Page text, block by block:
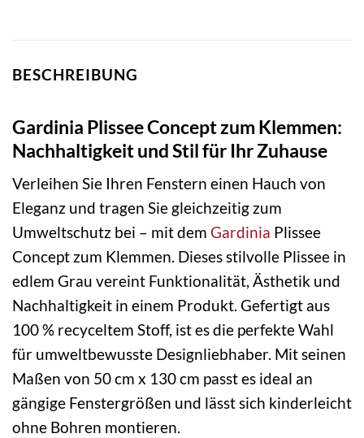
BESCHREIBUNG
Gardinia Plissee Concept zum Klemmen:
Nachhaltigkeit und Stil für Ihr Zuhause
Verleihen Sie Ihren Fenstern einen Hauch von
Eleganz und tragen Sie gleichzeitig zum
Umweltschutz bei – mit dem Gardinia Plissee
Concept zum Klemmen. Dieses stilvolle Plissee in
edlem Grau vereint Funktionalität, Ästhetik und
Nachhaltigkeit in einem Produkt. Gefertigt aus
100 % recyceltem Stoff, ist es die perfekte Wahl
für umweltbewusste Designliebhaber. Mit seinen
Maßen von 50 cm x 130 cm passt es ideal an
gängige Fenstergrößen und lässt sich kinderleicht
ohne Bohren montieren.